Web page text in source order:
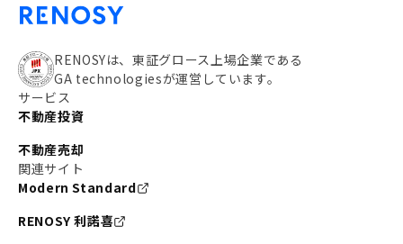
RENOSYは、東証グロース上場企業である
GA technologiesが運営しています。
サービス
不動産投資
不動産売却
関連サイト
Modern Standard
RENOSY 利諾喜